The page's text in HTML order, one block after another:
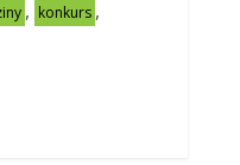
, konkurs ,